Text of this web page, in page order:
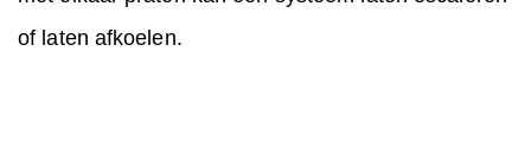
of laten afkoelen.